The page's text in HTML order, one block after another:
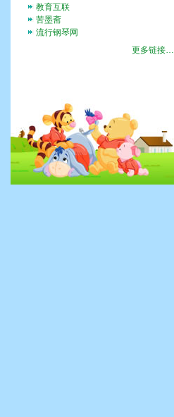
教育互联
苦墨斋
流行钢琴网
更多链接…